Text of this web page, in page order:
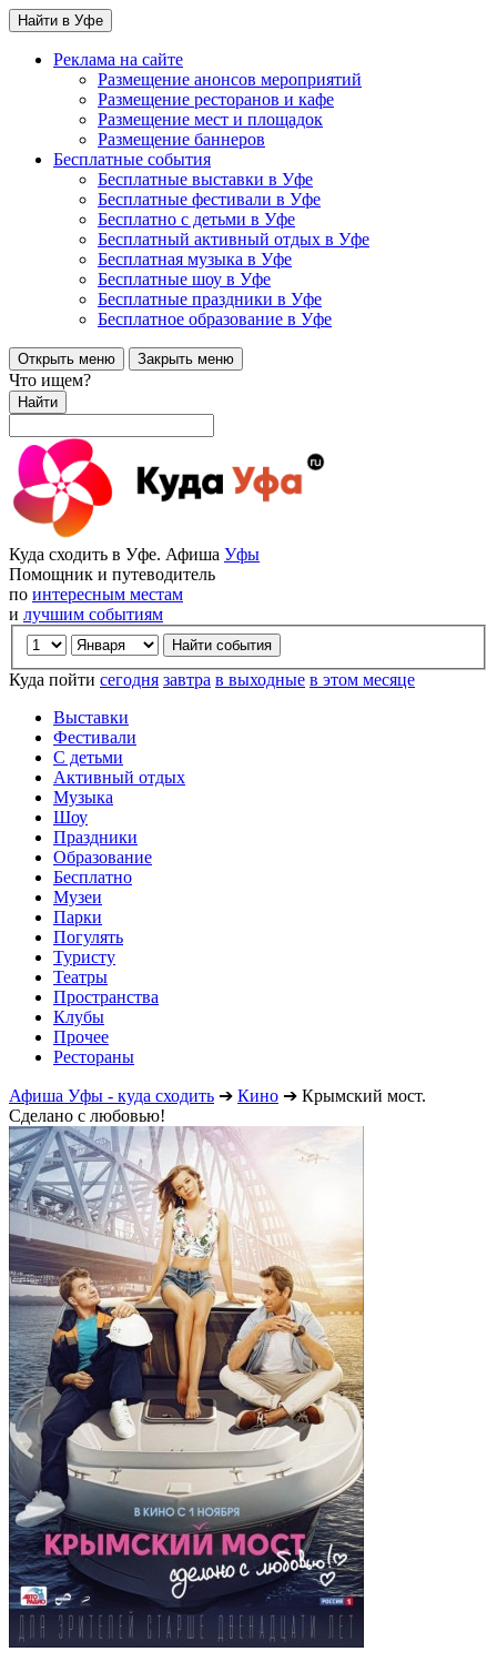
Найти в Уфе
Реклама на сайте
Размещение анонсов мероприятий
Размещение ресторанов и кафе
Размещение мест и площадок
Размещение баннеров
Бесплатные события
Бесплатные выставки в Уфе
Бесплатные фестивали в Уфе
Бесплатно с детьми в Уфе
Бесплатный активный отдых в Уфе
Бесплатная музыка в Уфе
Бесплатные шоу в Уфе
Бесплатные праздники в Уфе
Бесплатное образование в Уфе
Открыть меню Закрыть меню
Что ищем?
Найти
Куда сходить в Уфе. Афиша Уфы
Помощник и путеводитель
по интересным местам
и лучшим событиям
Куда пойти сегодня завтра в выходные в этом месяце
Выставки
Фестивали
С детьми
Активный отдых
Музыка
Шоу
Праздники
Образование
Бесплатно
Музеи
Парки
Погулять
Туристу
Театры
Пространства
Клубы
Прочее
Рестораны
Афиша Уфы - куда сходить ➔ Кино ➔ Крымский мост.
Сделано с любовью!